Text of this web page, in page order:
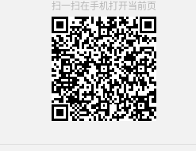
扫一扫在手机打开当前页